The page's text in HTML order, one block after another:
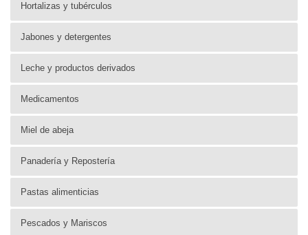
Hortalizas y tubérculos
Jabones y detergentes
Leche y productos derivados
Medicamentos
Miel de abeja
Panadería y Repostería
Pastas alimenticias
Pescados y Mariscos